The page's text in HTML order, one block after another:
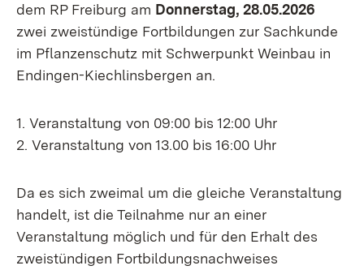
dem RP Freiburg am Donnerstag, 28.05.2026
zwei zweistündige Fortbildungen zur Sachkunde
im Pflanzenschutz mit Schwerpunkt Weinbau in
Endingen-Kiechlinsbergen an.
1. Veranstaltung von 09:00 bis 12:00 Uhr
2. Veranstaltung von 13.00 bis 16:00 Uhr
Da es sich zweimal um die gleiche Veranstaltung
handelt, ist die Teilnahme nur an einer
Veranstaltung möglich und für den Erhalt des
zweistündigen Fortbildungsnachweises